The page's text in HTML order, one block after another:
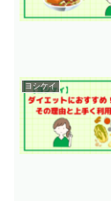
ヨシケイ